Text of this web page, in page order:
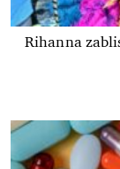
Rihanna